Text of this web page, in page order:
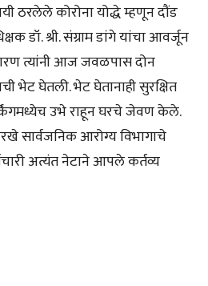
ठरलेले कोरोना योद्धे म्हणून दौंड
डॉ. श्री. संग्राम डांगे यांचा आवर्जून
त्यांनी आज जवळपास दोन
भेट घेतली. भेट घेतानाही सुरक्षित
उभे राहून घरचे जेवण केले.
सार्वजनिक आरोग्य विभागाचे
अत्यंत नेटाने आपले कर्तव्य